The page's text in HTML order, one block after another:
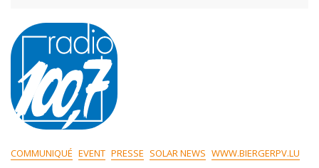
COMMUNIQUÉ EVENT PRESSE SOLAR NEWS WWW.BIERGERPV.LU